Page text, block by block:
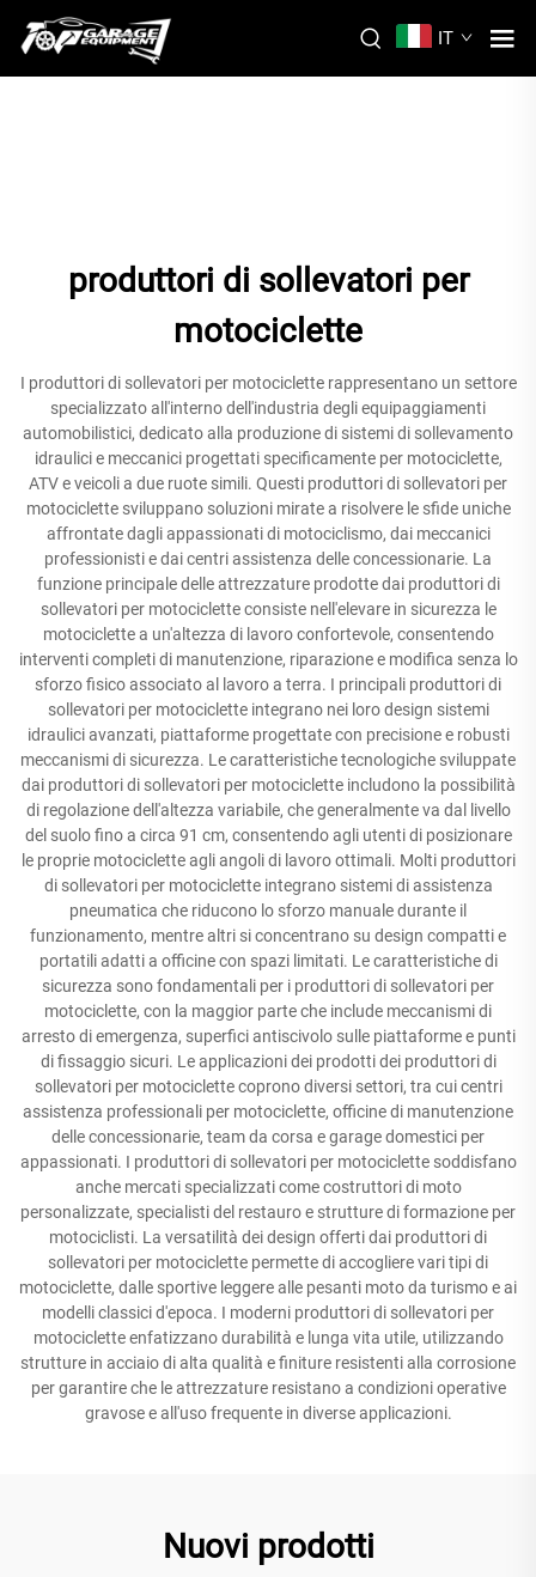
IT
produttori di sollevatori per
motociclette
I produttori di sollevatori per motociclette rappresentano un settore
specializzato all'interno dell'industria degli equipaggiamenti
automobilistici, dedicato alla produzione di sistemi di sollevamento
idraulici e meccanici progettati specificamente per motociclette,
ATV e veicoli a due ruote simili. Questi produttori di sollevatori per
motociclette sviluppano soluzioni mirate a risolvere le sfide uniche
affrontate dagli appassionati di motociclismo, dai meccanici
professionisti e dai centri assistenza delle concessionarie. La
funzione principale delle attrezzature prodotte dai produttori di
sollevatori per motociclette consiste nell'elevare in sicurezza le
motociclette a un'altezza di lavoro confortevole, consentendo
interventi completi di manutenzione, riparazione e modifica senza lo
sforzo fisico associato al lavoro a terra. I principali produttori di
sollevatori per motociclette integrano nei loro design sistemi
idraulici avanzati, piattaforme progettate con precisione e robusti
meccanismi di sicurezza. Le caratteristiche tecnologiche sviluppate
dai produttori di sollevatori per motociclette includono la possibilità
di regolazione dell'altezza variabile, che generalmente va dal livello
del suolo fino a circa 91 cm, consentendo agli utenti di posizionare
le proprie motociclette agli angoli di lavoro ottimali. Molti produttori
di sollevatori per motociclette integrano sistemi di assistenza
pneumatica che riducono lo sforzo manuale durante il
funzionamento, mentre altri si concentrano su design compatti e
portatili adatti a officine con spazi limitati. Le caratteristiche di
sicurezza sono fondamentali per i produttori di sollevatori per
motociclette, con la maggior parte che include meccanismi di
arresto di emergenza, superfici antiscivolo sulle piattaforme e punti
di fissaggio sicuri. Le applicazioni dei prodotti dei produttori di
sollevatori per motociclette coprono diversi settori, tra cui centri
assistenza professionali per motociclette, officine di manutenzione
delle concessionarie, team da corsa e garage domestici per
appassionati. I produttori di sollevatori per motociclette soddisfano
anche mercati specializzati come costruttori di moto
personalizzate, specialisti del restauro e strutture di formazione per
motociclisti. La versatilità dei design offerti dai produttori di
sollevatori per motociclette permette di accogliere vari tipi di
motociclette, dalle sportive leggere alle pesanti moto da turismo e ai
modelli classici d'epoca. I moderni produttori di sollevatori per
motociclette enfatizzano durabilità e lunga vita utile, utilizzando
strutture in acciaio di alta qualità e finiture resistenti alla corrosione
per garantire che le attrezzature resistano a condizioni operative
gravose e all'uso frequente in diverse applicazioni.
Nuovi prodotti